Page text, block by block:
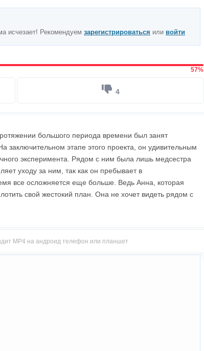
исчезает! Рекомендуем зарегистрироваться или войти
57%
4
большого периода времени был занят
заключительном этапе этого проекта, он удивительным
эксперимента. Рядом с ним была лишь медсестра
уходу за ним, так как он пребывает в
все осложняется еще больше. Ведь Анна, которая
свой жестокий план. Она не хочет видеть рядом с
MP4 на андроид телефон или планшет